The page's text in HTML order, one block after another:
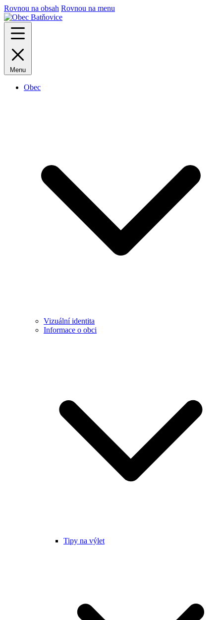
Rovnou na obsah Rovnou na menu
Menu
Obec
Vizuální identita
Informace o obci
Tipy na výlet